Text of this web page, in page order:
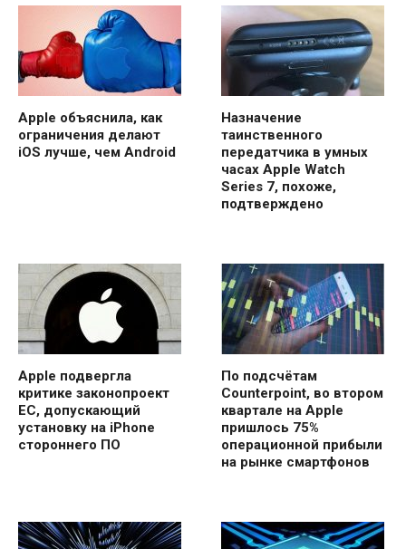
Apple объяснила, как
ограничения делают
iOS лучше, чем Android
Назначение
таинственного
передатчика в умных
часах Apple Watch
Series 7, похоже,
подтверждено
Apple подвергла
критике законопроект
ЕС, допускающий
установку на iPhone
стороннего ПО
По подсчётам
Counterpoint, во втором
квартале на Apple
пришлось 75%
операционной прибыли
на рынке смартфонов